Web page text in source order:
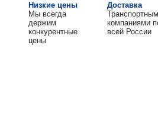
Низкие цены
Мы всегда
держим
конкурентные
цены
Доставка
компаниями
всей России